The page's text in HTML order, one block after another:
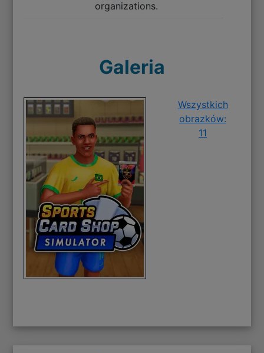
organizations.
Galeria
Wszystkich
obrazków:
11